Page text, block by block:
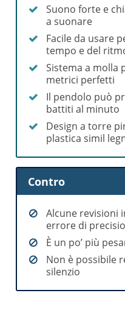
Suono forte e
a suonare
Facile da usare
tempo e del
Sistema a molla
metrici perfetti
Il pendolo può
battiti al minuto
Design a torre
plastica simil
Contro
Alcune revisioni
errore di
È un po’ più
Non è possibile
silenzio